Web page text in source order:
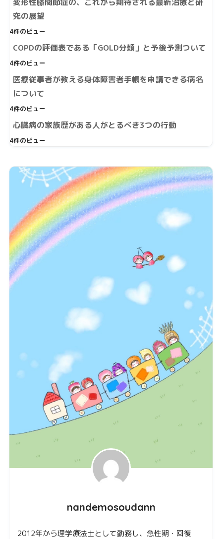
究の展望
4件のビュー
COPDの評価表である「GOLD分類」と予後予測ついて
4件のビュー
医療従事者が教える身体障害者手帳を申請できる病名
について
4件のビュー
心臓病の家族歴がある人がとるべき3つの行動
4件のビュー
nandemosoudann
2012年から理学療法士として勤務し、急性期・回復